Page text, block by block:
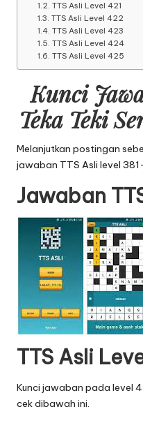
TTS Asli Level 421
TTS Asli Level 422
TTS Asli Level 423
TTS Asli Level 424
TTS Asli Level 425
Kunci
Teka Teki
Melanjutkan postingan
jawaban TTS Asli level
Jawaban
TTS Asli
Kunci jawaban pada level
cek dibawah ini.